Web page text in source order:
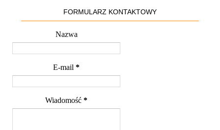
FORMULARZ KONTAKTOWY
Nazwa
E-mail *
Wiadomość *